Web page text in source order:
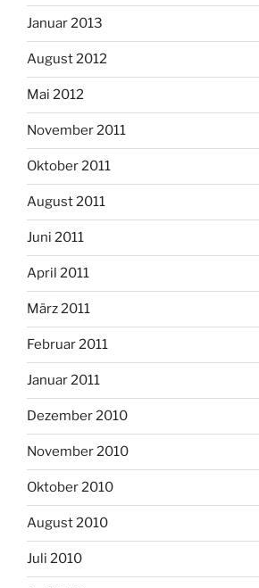
Januar 2013
August 2012
Mai 2012
November 2011
Oktober 2011
August 2011
Juni 2011
April 2011
März 2011
Februar 2011
Januar 2011
Dezember 2010
November 2010
Oktober 2010
August 2010
Juli 2010